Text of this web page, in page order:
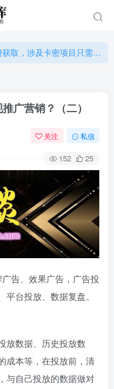
单独购卡密（位置：网站右下悬浮按钮）
单独购卡密（位置：网站右下悬浮按钮）
广营销？（二）
关注 私信
152 25
告、效果广告，广告投
台投放、数据复盘。
放数据、历史投放数
成本等，在投放前，清
与自己投放的数据做对